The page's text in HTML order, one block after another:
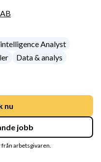
Analyst
Data & analys
nu
jobb
arbetsgivaren.